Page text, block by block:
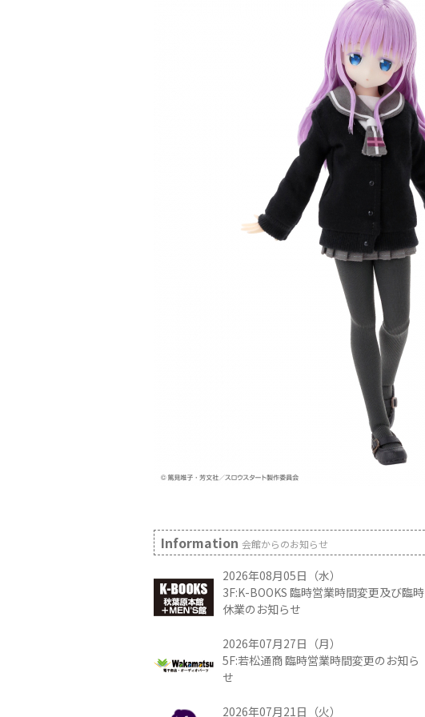
Information 会館からのお知らせ
2026年08月05日（水）
3F:K-BOOKS 臨時営業時間変更及び臨時
休業のお知らせ
2026年07月27日（月）
5F:若松通商 臨時営業時間変更のお知ら
せ
2026年07月21日（火）